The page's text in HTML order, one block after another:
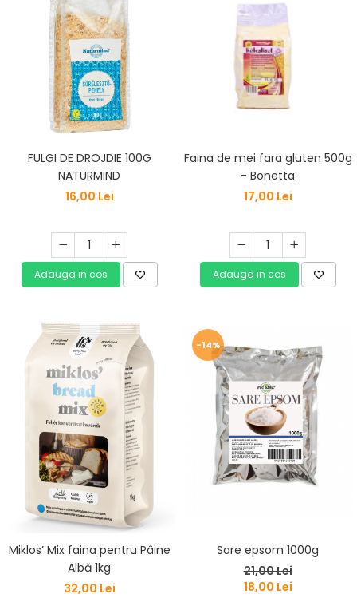
FULGI DE DROJDIE 100G
NATURMIND
16,00 Lei
Adauga in cos
Faina de mei fara gluten 500g
- Bonetta
17,00 Lei
Adauga in cos
Miklos’ Mix faina pentru Pâine
Albă 1kg
32,00 Lei
-14%
Sare epsom 1000g
21,00 Lei
18,00 Lei